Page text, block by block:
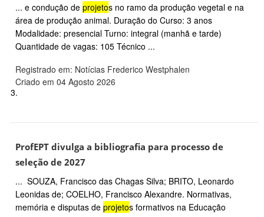
... e condução de projetos no ramo da produção vegetal e na
área de produção animal. Duração do Curso: 3 anos
Modalidade: presencial Turno: integral (manhã e tarde)
Quantidade de vagas: 105 Técnico ...
Registrado em: Notícias Frederico Westphalen
Criado em 04 Agosto 2026
3.
ProfEPT divulga a bibliografia para processo de
seleção de 2027
... SOUZA, Francisco das Chagas Silva; BRITO, Leonardo
Leonidas de; COELHO, Francisco Alexandre. Normativas,
memória e disputas de projetos formativos na Educação